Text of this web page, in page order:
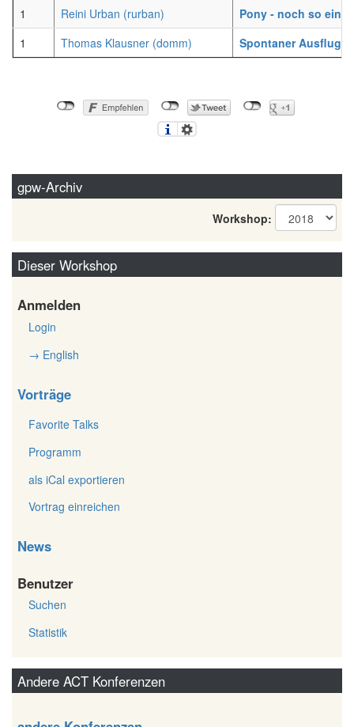
1
Reini Urban (‎rurban‎)
‎Pony - noch so eine
1
Thomas Klausner (‎domm‎) ‎Spontaner Ausflug
gpw-Archiv
Workshop:
Dieser Workshop
Anmelden
Login
→ English
Vorträge
Favorite Talks
Programm
als iCal exportieren
Vortrag einreichen
News
Benutzer
Suchen
Statistik
Andere ACT Konferenzen